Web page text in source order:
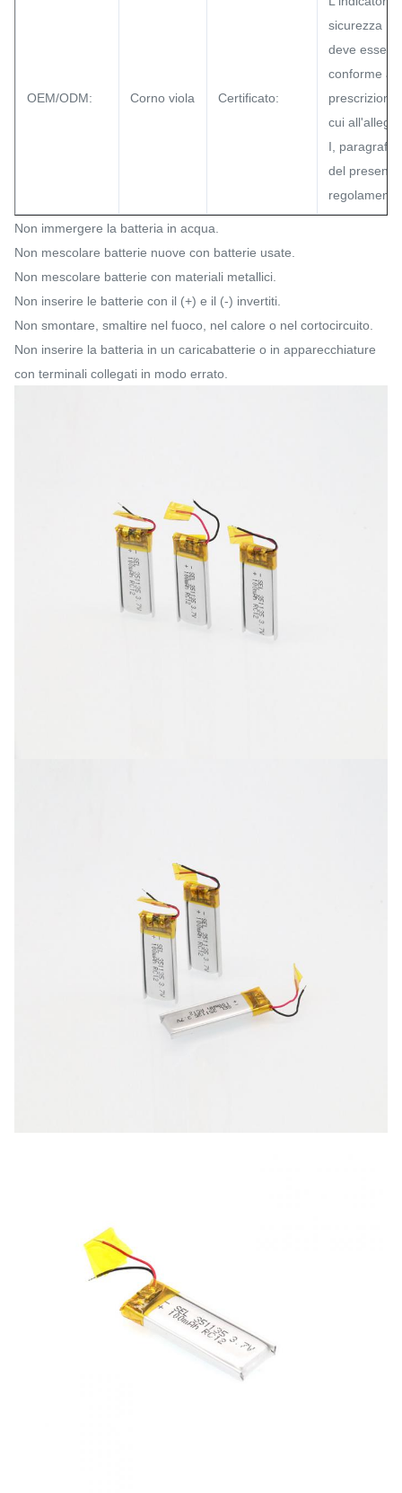
OEM/ODM: Corno viola Certificato:
sicurezza
deve essere
conforme
prescrizioni
cui
I, paragrafo
del presente
Non immergere la batteria in acqua.
Non mescolare batterie nuove con batterie usate.
Non mescolare batterie con materiali metallici.
Non inserire le batterie con il (+) e il (-) invertiti.
Non smontare, smaltire nel fuoco, nel calore o nel cortocircuito.
Non inserire la batteria in un caricabatterie o in apparecchiature
con terminali collegati in modo errato.